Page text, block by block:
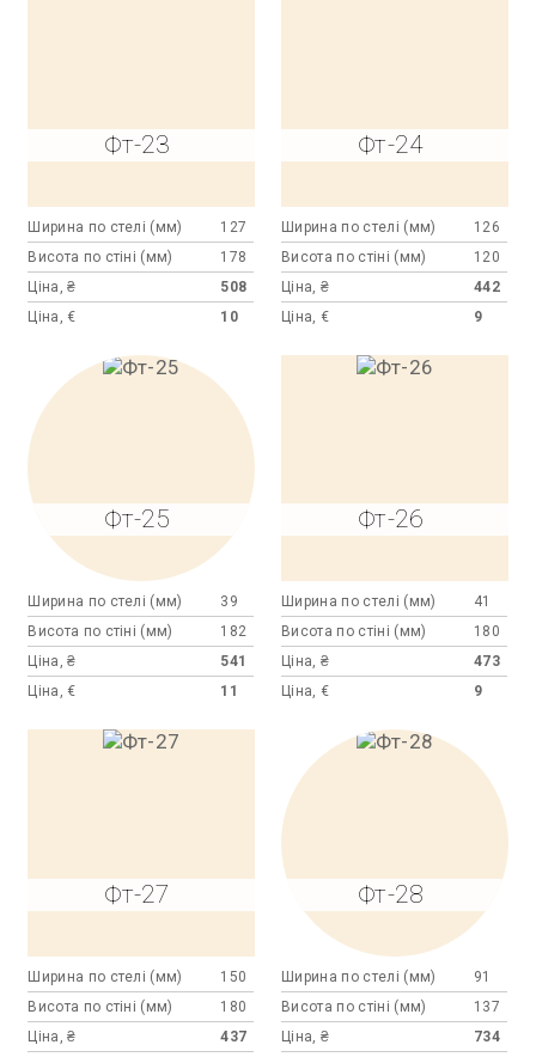
Фт-23
Ширина по стелі (мм)
127
Висота по стіні (мм)
178
Ціна, ₴
508
Ціна, €
10
Фт-24
Ширина по стелі (мм)
126
Висота по стіні (мм)
120
Ціна, ₴
442
Ціна, €
9
Фт-25
Ширина по стелі (мм)
39
Висота по стіні (мм)
182
Ціна, ₴
541
Ціна, €
11
Фт-26
Ширина по стелі (мм)
41
Висота по стіні (мм)
180
Ціна, ₴
473
Ціна, €
9
Фт-27
Ширина по стелі (мм)
150
Висота по стіні (мм)
180
Ціна, ₴
437
Фт-28
Ширина по стелі (мм)
91
Висота по стіні (мм)
137
Ціна, ₴
734